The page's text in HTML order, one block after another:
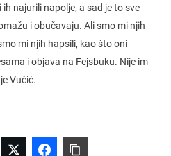
najurili napolje, a sad je to sve
i obučavaju. Ali smo mi njih
mi njih hapsili, kao što oni
i objava na Fejsbuku. Nije im
Vučić.